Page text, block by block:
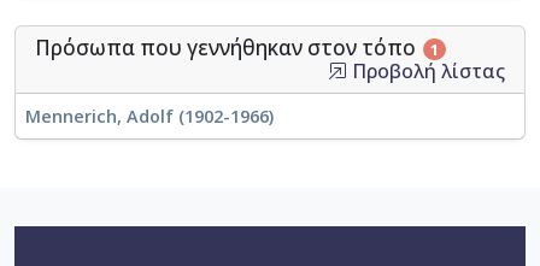
Πρόσωπα που γεννήθηκαν στον τόπο 1
Προβολή λίστας
Mennerich, Adolf (1902-1966)